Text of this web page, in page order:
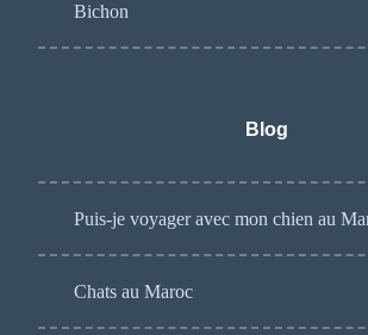
Bichon
Blog
Puis-je voyager avec mon chien au
Chats au Maroc